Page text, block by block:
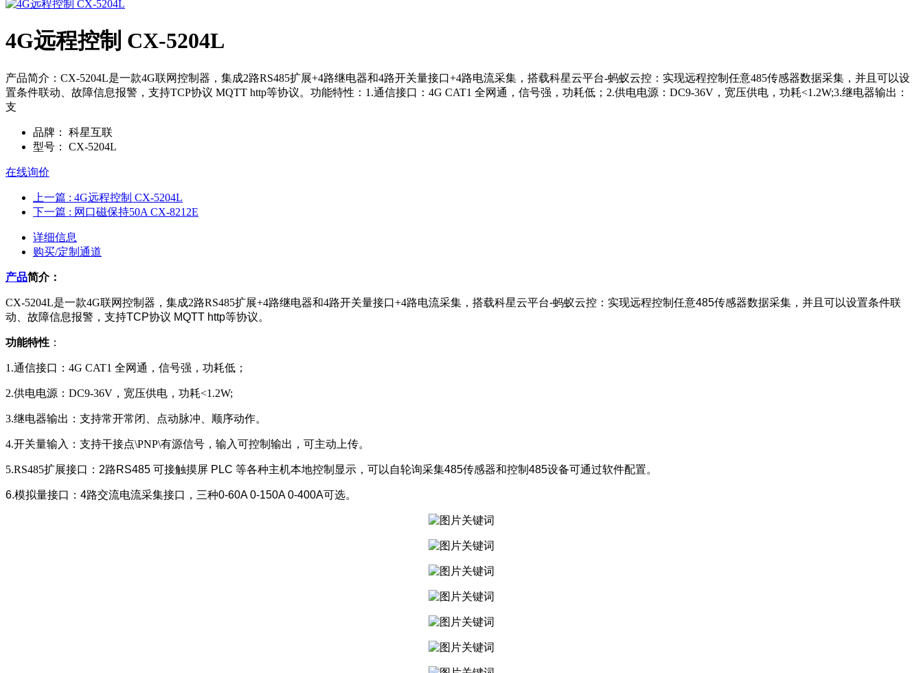
4G远程控制 CX-5204L
产品简介：CX-5204L是一款4G联网控制器，集成2路RS485扩展+4路继电器和4路开关量接口+4路电流采集，搭载科星云平台-蚂蚁云控：实现远程控制任意485传感器数据采集，并且可以设
置条件联动、故障信息报警，支持TCP协议 MQTT http等协议。功能特性：1.通信接口：4G CAT1 全网通，信号强，功耗低；2.供电电源：DC9-36V，宽压供电，功耗<1.2W;3.继电器输出：
支
品牌：
科星互联
型号：
CX-5204L
在线询价
上一篇 : 4G远程控制 CX-5204L
下一篇 : 网口磁保持50A CX-8212E
详细信息
购买/定制通道
产品简介：
CX-5204L是一款4G联网控制器，集成2路RS485扩展+4路继电器和4路开关量接口+4路电流采集， 搭载科星云平台-蚂蚁云控：实现远程控制任意485传感器数据采集，并且可以设置条件联
动、故障信息报警，支持TCP协议 MQTT http等协议。
功能特性 ：
1.通信接口：4G CAT1 全网通，信号强，功耗低；
2.供电电源：DC9-36V，宽压供电，功耗<1.2W;
3.继电器输出：支持常开常闭、点动脉冲、顺序动作。
4.开关量输入：支持干接点\PNP\有源信号，输入可控制输出，可主动上传。
5.RS485扩展接口： 2路RS485 可接触摸屏 PLC 等各种主机本地控制显示，可以自轮询采集485传感器和控制485设备可通过软件配置。
6.模拟量接口：4路交流电流采集接口，三种0-60A 0-150A 0-400A可选。